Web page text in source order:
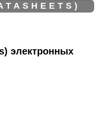
электронных